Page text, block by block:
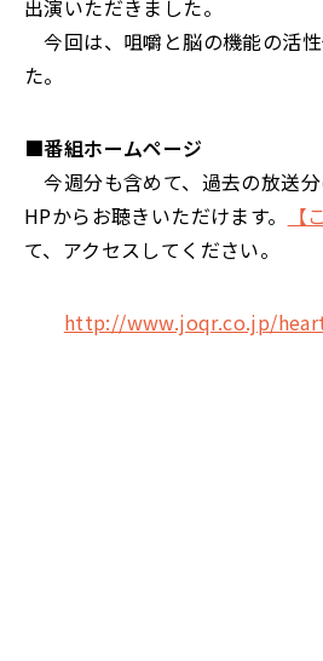
出演いただきました。
今回は、咀嚼と脳の機能の活
た。
■番組ホームページ
今週分も含めて、過去の放送
HPからお聴きいただけます。
【
て、アクセスしてください。
http://www.joqr.co.jp/